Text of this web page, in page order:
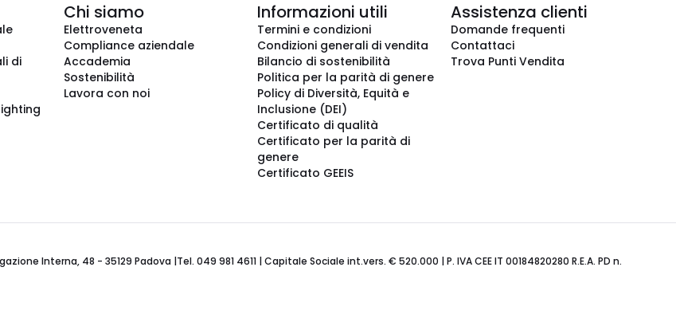
di
Chi siamo
Elettroveneta
Compliance aziendale
Accademia
Sostenibilità
Lavora con noi
Informazioni utili
Termini e condizioni
Condizioni generali di vendita
Bilancio di sostenibilità
Politica per la parità di genere
Policy di Diversità, Equità e
Inclusione (DEI)
Certificato di qualità
Certificato per la parità di
genere
Certificato GEEIS
Assistenza clienti
Domande frequenti
Contattaci
Trova Punti Vendita
Interna, 48 - 35129 Padova |Tel. 049 981 4611 | Capitale Sociale int.vers. € 520.000 | P. IVA CEE IT 00184820280 R.E.A. PD n.